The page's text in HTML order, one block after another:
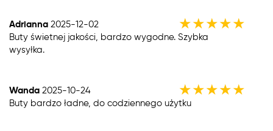
Adrianna 2025-12-02 ★★★★★
Buty świetnej jakości, bardzo wygodne. Szybka
wysyłka.
Wanda 2025-10-24 ★★★★★
Buty bardzo ładne, do codziennego użytku